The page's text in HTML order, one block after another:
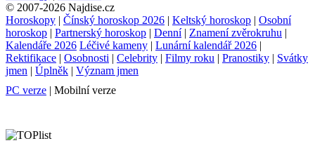
© 2007-2026 Najdise.cz
Horoskopy | Čínský horoskop 2026 | Keltský horoskop | Osobní
horoskop | Partnerský horoskop | Denní| Znamení zvěrokruhu |
Kalendáře 2026 Léčivé kameny | Lunární kalendář 2026 |
Rektifikace | Osobnosti | Celebrity | Filmy roku | Pranostiky | Svátky
jmen | Úplněk | Význam jmen
PC verze | Mobilní verze